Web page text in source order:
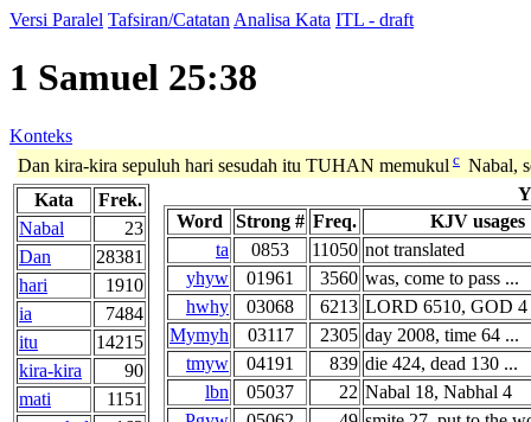
Versi Paralel Tafsiran/Catatan Analisa Kata ITL - draft
1 Samuel 25:38
Konteks
Dan kira-kira sepuluh hari sesudah itu TUHAN memukul c Nabal,
Kata
Frek.
Nabal
23
Dan
28381
hari
1910
ia
7484
itu
14215
kira-kira
90
mati
1151
Word
Strong # Freq.
KJV usages
ta
0853 11050 not translated
yhyw
01961 3560 was, come to pass ...
hwhy
03068 6213 LORD 6510, GOD 4
Mymyh
03117 2305 day 2008, time 64 ...
tmyw
04191 839 die 424, dead 130 ...
lbn
05037 22 Nabal 18, Nabhal 4